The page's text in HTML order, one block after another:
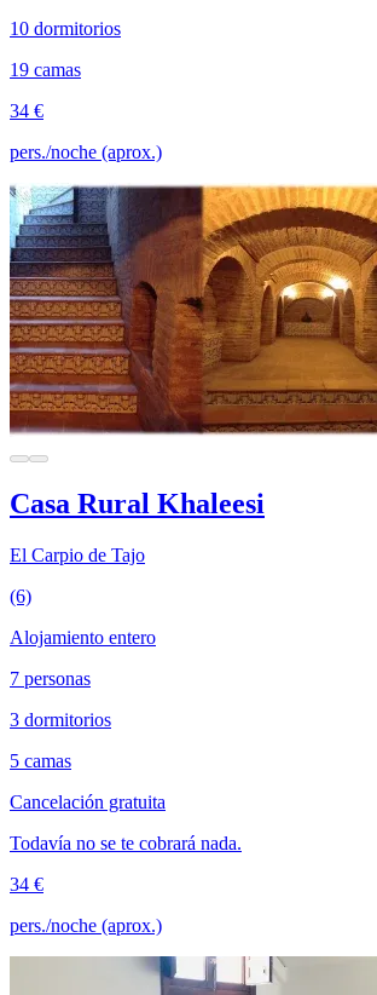
10 dormitorios
19 camas
34 €
pers./noche (aprox.)
Casa Rural Khaleesi
El Carpio de Tajo
(6)
Alojamiento entero
7 personas
3 dormitorios
5 camas
Cancelación gratuita
Todavía no se te cobrará nada.
34 €
pers./noche (aprox.)